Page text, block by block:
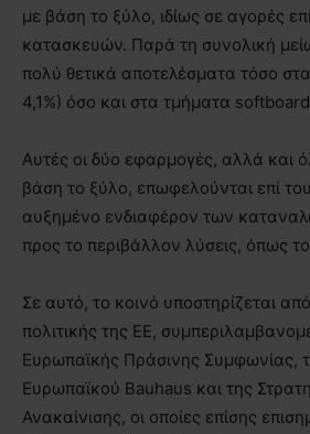
με βάση το ξύλο, ιδίως σε αγορές
κατασκευών. Παρά τη συνολική
πολύ θετικά αποτελέσματα τόσο
4,1%) όσο και στα τμήματα
Αυτές οι δύο εφαρμογές, αλλά και
βάση το ξύλο, επωφελούνται επί
αυξημένο ενδιαφέρον των
προς το περιβάλλον λύσεις, όπως
Σε αυτό, το κοινό υποστηρίζεται
πολιτικής της ΕΕ,
Ευρωπαϊκής Πράσινης Συμφωνίας,
Ευρωπαϊκού Bauhaus και της
Ανακαίνισης, οι οποίες επίσης